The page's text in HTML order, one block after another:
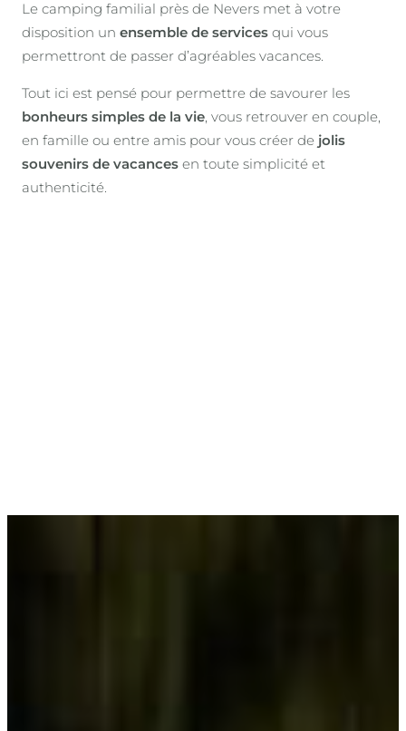
Le camping familial près de Nevers met à votre
disposition un ensemble de services qui vous
permettront de passer d’agréables vacances.
Tout ici est pensé pour permettre de savourer les
bonheurs simples de la vie, vous retrouver en couple,
en famille ou entre amis pour vous créer de jolis
souvenirs de vacances en toute simplicité et
authenticité.